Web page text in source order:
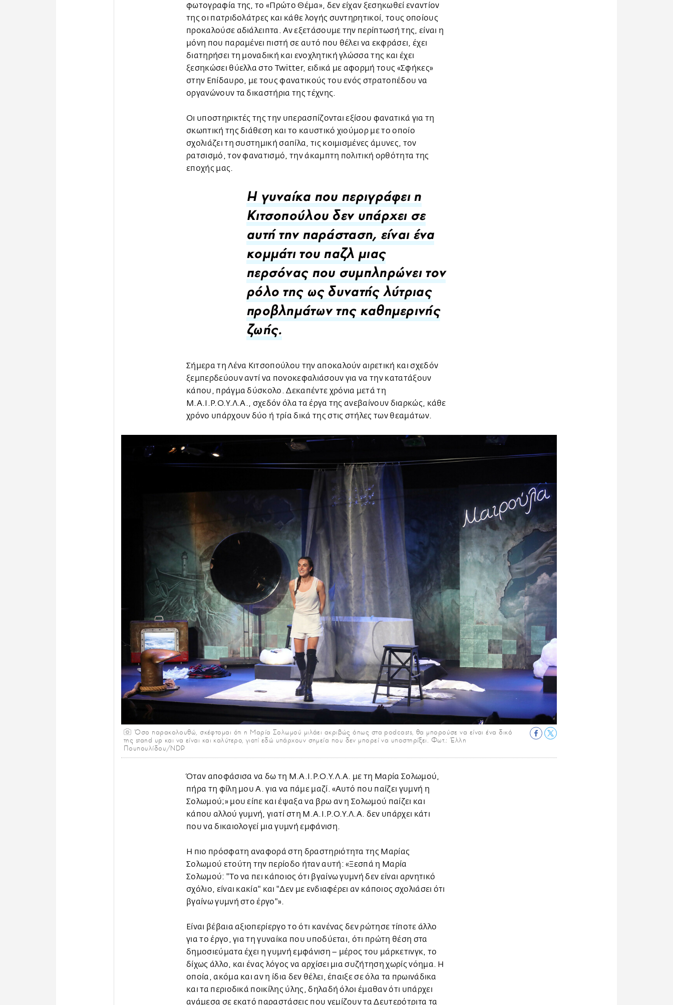
φωτογραφία της, το «Πρώτο Θέμα», δεν είχαν ξεσηκωθεί εναντίον
της οι πατριδολάτρες και κάθε λογής συντηρητικοί, τους οποίους
προκαλούσε αδιάλειπτα. Αν εξετάσουμε την περίπτωσή της, είναι η
μόνη που παραμένει πιστή σε αυτό που θέλει να εκφράσει, έχει
διατηρήσει τη μοναδική και ενοχλητική γλώσσα της και έχει
ξεσηκώσει θύελλα στο Twitter, ειδικά με αφορμή τους «Σφήκες»
στην Επίδαυρο, με τους φανατικούς του ενός στρατοπέδου να
οργανώνουν τα δικαστήρια της τέχνης.
Οι υποστηρικτές της την υπερασπίζονται εξίσου φανατικά για τη
σκωπτική της διάθεση και το καυστικό χιούμορ με το οποίο
σχολιάζει τη συστημική σαπίλα, τις κοιμισμένες άμυνες, τον
ρατσισμό, τον φανατισμό, την άκαμπτη πολιτική ορθότητα της
εποχής μας.
Η γυναίκα που περιγράφει η
Κιτσοπούλου δεν υπάρχει σε
αυτή την παράσταση, είναι ένα
κομμάτι του παζλ μιας
περσόνας που συμπληρώνει τον
ρόλο της ως δυνατής λύτριας
προβλημάτων της καθημερινής
ζωής.
Σήμερα τη Λένα Κιτσοπούλου την αποκαλούν αιρετική και σχεδόν
ξεμπερδεύουν αντί να πονοκεφαλιάσουν για να την κατατάξουν
κάπου, πράγμα δύσκολο. Δεκαπέντε χρόνια μετά τη
Μ.Α.Ι.Ρ.Ο.Υ.Λ.Α., σχεδόν όλα τα έργα της ανεβαίνουν διαρκώς, κάθε
χρόνο υπάρχουν δύο ή τρία δικά της στις στήλες των θεαμάτων.
Όσο παρακολουθώ, σκέφτομαι ότι η Μαρία Σολωμού μιλάει ακριβώς όπως στα podcasts, θα μπορούσε να είναι ένα δικό
της stand up και να είναι και καλύτερο, γιατί εδώ υπάρχουν σημεία που δεν μπορεί να υποστηρίξει. Φωτ.: Έλλη
Πουπουλίδου/NDP
Όταν αποφάσισα να δω τη Μ.Α.Ι.Ρ.Ο.Υ.Λ.Α. με τη Μαρία Σολωμού,
πήρα τη φίλη μου Α. για να πάμε μαζί. «Αυτό που παίζει γυμνή η
Σολωμού;» μου είπε και έψαξα να βρω αν η Σολωμού παίζει και
κάπου αλλού γυμνή, γιατί στη Μ.Α.Ι.Ρ.Ο.Υ.Λ.Α. δεν υπάρχει κάτι
που να δικαιολογεί μια γυμνή εμφάνιση.
Η πιο πρόσφατη αναφορά στη δραστηριότητα της Μαρίας
Σολωμού ετούτη την περίοδο ήταν αυτή: «Ξεσπά η Μαρία
Σολωμού: "Το να πει κάποιος ότι βγαίνω γυμνή δεν είναι αρνητικό
σχόλιο, είναι κακία" και "Δεν με ενδιαφέρει αν κάποιος σχολιάσει ότι
βγαίνω γυμνή στο έργο"».
Είναι βέβαια αξιοπερίεργο το ότι κανένας δεν ρώτησε τίποτε άλλο
για το έργο, για τη γυναίκα που υποδύεται, ότι πρώτη θέση στα
δημοσιεύματα έχει η γυμνή εμφάνιση – μέρος του μάρκετινγκ, το
δίχως άλλο, και ένας λόγος να αρχίσει μια συζήτηση χωρίς νόημα. Η
οποία, ακόμα και αν η ίδια δεν θέλει, έπαιξε σε όλα τα πρωινάδικα
και τα περιοδικά ποικίλης ύλης, δηλαδή όλοι έμαθαν ότι υπάρχει
ανάμεσα σε εκατό παραστάσεις που γεμίζουν τα Δευτερότριτα τα